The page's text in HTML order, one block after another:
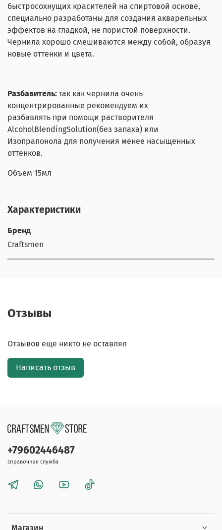
быстросохнущих красителей на спиртовой основе,
специально разработаны для создания акварельных
эффектов на гладкой, не пористой поверхности.
Чернила хорошо смешиваются между собой, образуя
новые оттенки и цвета.
Разбавитель: так как чернила очень
концентрированные рекомендуем их
разбавлять при помощи растворителя
AlcoholBlendingSolution(без запаха) или
Изопрапонола для получения менее насыщенных
оттенков.
Объем 15мл
Характеристики
Бренд
Craftsmen
Отзывы
Отзывов еще никто не оставлял
Написать отзыв
Магазин
+79602446487
справочная служба